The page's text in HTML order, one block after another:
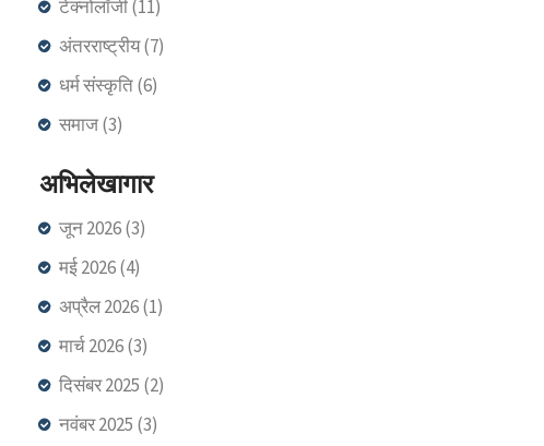
टेक्नोलॉजी(11)
अंतरराष्ट्रीय(7)
धर्म संस्कृति(6)
समाज(3)
अभिलेखागार
जून 2026(3)
मई 2026(4)
अप्रैल 2026(1)
मार्च 2026(3)
दिसंबर 2025 (2)
नवंबर 2025 (3)